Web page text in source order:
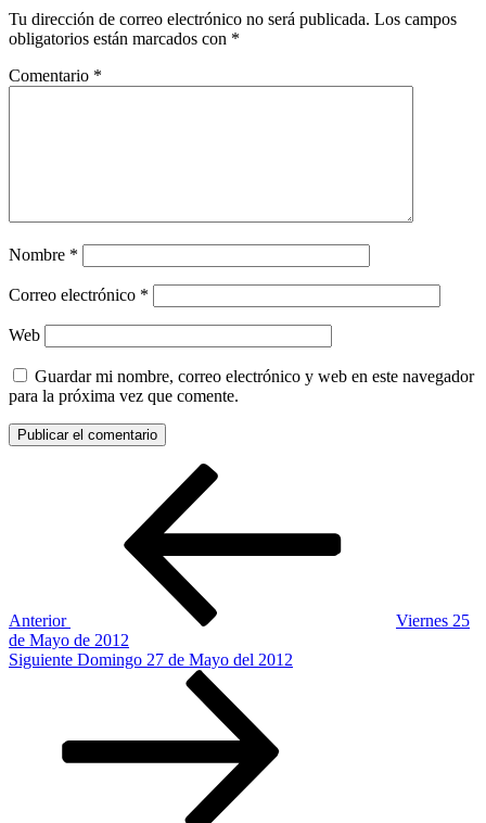
Tu dirección de correo electrónico no será publicada. Los campos
obligatorios están marcados con *
Comentario *
Nombre *
Correo electrónico *
Web
Guardar mi nombre, correo electrónico y web en este navegador
para la próxima vez que comente.
Anterior
Viernes 25
de Mayo de 2012
Siguiente
Siguiente Domingo 27 de Mayo del 2012